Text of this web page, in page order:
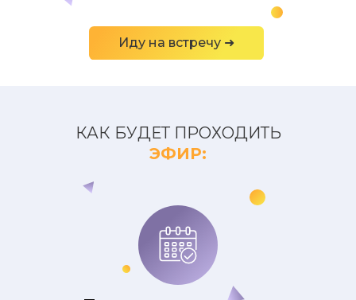
Иду на встречу ➜
КАК БУДЕТ ПРОХОДИТЬ
ЭФИР: